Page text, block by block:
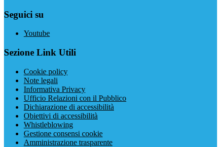
Seguici su
Youtube
Sezione Link Utili
Cookie policy
Note legali
Informativa Privacy
Ufficio Relazioni con il Pubblico
Dichiarazione di accessibilità
Obiettivi di accessibilità
Whistleblowing
Gestione consensi cookie
Amministrazione trasparente